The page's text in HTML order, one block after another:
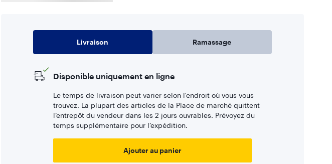
Livraison Ramassage
Disponible uniquement en ligne
Le temps de livraison peut varier selon l'endroit où vous vous
trouvez. La plupart des articles de la Place de marché quittent
l’entrepôt du vendeur dans les 2 jours ouvrables. Prévoyez du
temps supplémentaire pour l’expédition.
Ajouter au panier